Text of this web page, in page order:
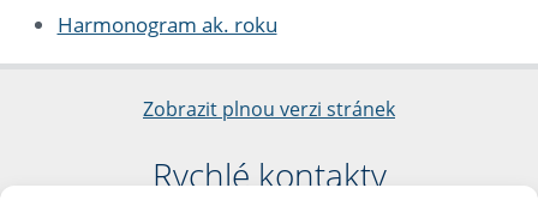
Harmonogram ak. roku
Zobrazit plnou verzi stránek
Rychlé kontakty